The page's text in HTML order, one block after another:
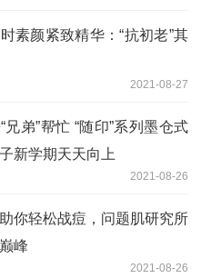
素颜紧致精华：“抗初老”其
2021-08-27
兄弟”帮忙 “随印”系列墨仓式
新学期天天向上
2021-08-26
你轻松战痘，问题肌研究所
峰
2021-08-26